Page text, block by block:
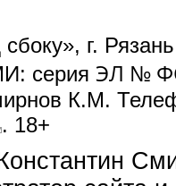
г.
серия ЭЛ №
К.М.
sends e-mail)
. 18+